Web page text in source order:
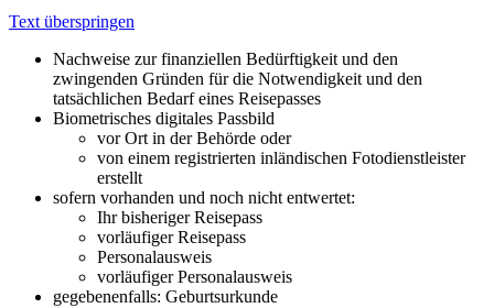
Text überspringen
Nachweise zur finanziellen Bedürftigkeit und den
zwingenden Gründen für die Notwendigkeit und den
tatsächlichen Bedarf eines Reisepasses
Biometrisches digitales Passbild
vor Ort in der Behörde oder
von einem registrierten inländischen Fotodienstleister
erstellt
sofern vorhanden und noch nicht entwertet:
Ihr bisheriger Reisepass
vorläufiger Reisepass
Personalausweis
vorläufiger Personalausweis
gegebenenfalls: Geburtsurkunde